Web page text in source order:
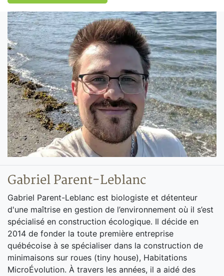
Gabriel Parent-Leblanc
Gabriel Parent-Leblanc est biologiste et détenteur
d'une maîtrise en gestion de l’environnement où il s’est
spécialisé en construction écologique. Il décide en
2014 de fonder la toute première entreprise
québécoise à se spécialiser dans la construction de
minimaisons sur roues (tiny house), Habitations
MicroÉvolution. À travers les années, il a aidé des